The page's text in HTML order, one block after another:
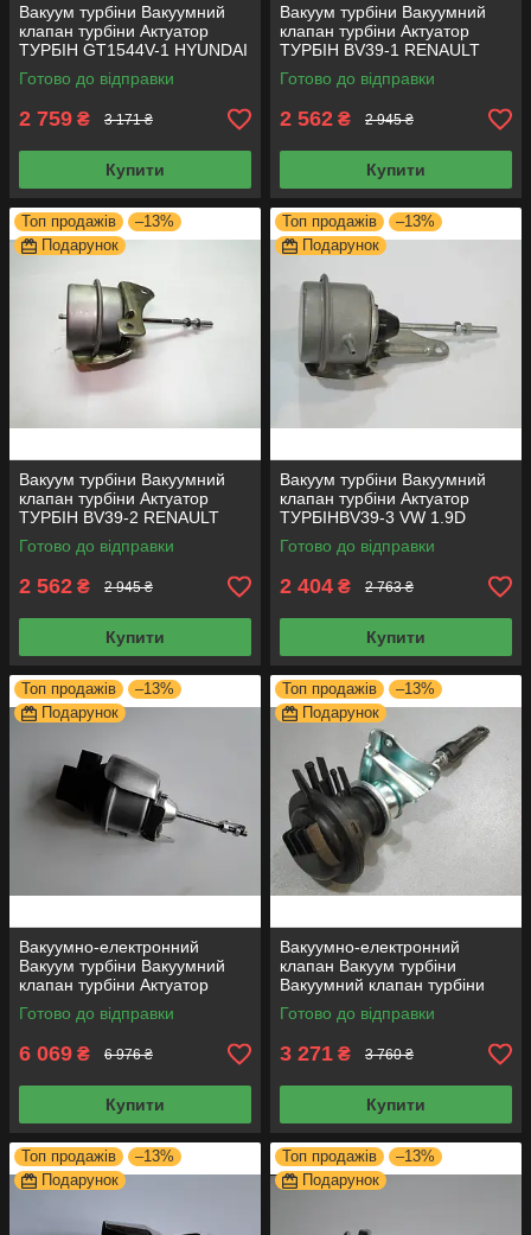
Вакуум турбіни Вакуумний
клапан турбіни Актуатор
ТУРБІН GT1544V-1 HYUNDAI
KIA 1.5D
Готово до відправки
2 759 ₴ 3 171 ₴
Купити
Вакуум турбіни Вакуумний
клапан турбіни Актуатор
ТУРБІН BV39-1 RENAULT
1.5D
Готово до відправки
2 562 ₴ 2 945 ₴
Купити
Топ продажів
–13%
Подарунок
Вакуум турбіни Вакуумний
клапан турбіни Актуатор
ТУРБІН BV39-2 RENAULT
1.5D
Готово до відправки
2 562 ₴ 2 945 ₴
Купити
Топ продажів
–13%
Подарунок
Вакуум турбіни Вакуумний
клапан турбіни Актуатор
ТУРБІНBV39-3 VW 1.9D
54399700029
Готово до відправки
2 404 ₴ 2 763 ₴
Купити
Топ продажів
–13%
Подарунок
Вакуумно-електронний
Вакуум турбіни Вакуумний
клапан турбіни Актуатор
ТУРБІН BV43E VW 2.0D
Готово до відправки
6 069 ₴ 6 976 ₴
Купити
Топ продажів
–13%
Подарунок
Вакуумно-електронний
клапан Вакуум турбіни
Вакуумний клапан турбіни
Актуатор ТУРБІН GT12
712290-0001
Готово до відправки
3 271 ₴ 3 760 ₴
Купити
Топ продажів
–13%
Подарунок
Топ продажів
–13%
Подарунок